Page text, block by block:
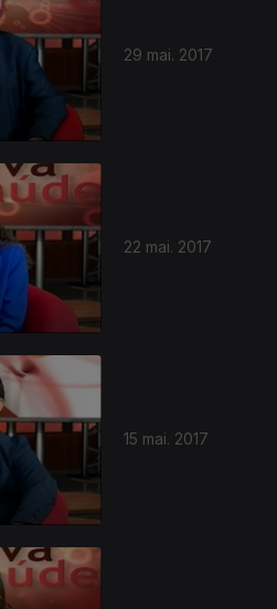
29 mai. 2017
22 mai. 2017
15 mai. 2017